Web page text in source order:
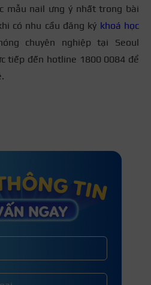
mẫu nail ưng ý nhất trong bài
có nhu cầu đăng ký khoá học
chuyên nghiệp tại Seoul
tiếp đến hotline 1800 0084 để